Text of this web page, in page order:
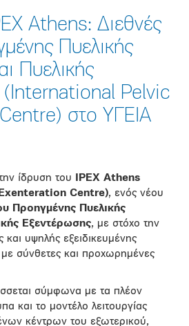
Athens: Διεθνές
Πυελικής
Πυελικής
(International Pelvic
στο ΥΓΕΙΑ
ίδρυση του IPEX Athens
Centre), ενός νέου
Προηγμένης Πυελικής
Εξεντέρωσης, με στόχο την
υψηλής εξειδικευμένης
σύνθετες και προχωρημένες
σύμφωνα με τα πλέον
και το μοντέλο λειτουργίας
κέντρων του εξωτερικού,